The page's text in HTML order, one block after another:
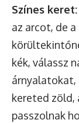
Színes keret:
az arcot, de
kék, válassz
kereted zöld,
passzolnak